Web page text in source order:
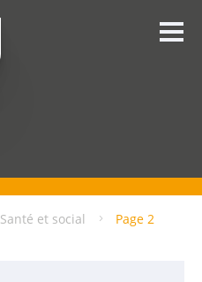
Santé et social Page 2